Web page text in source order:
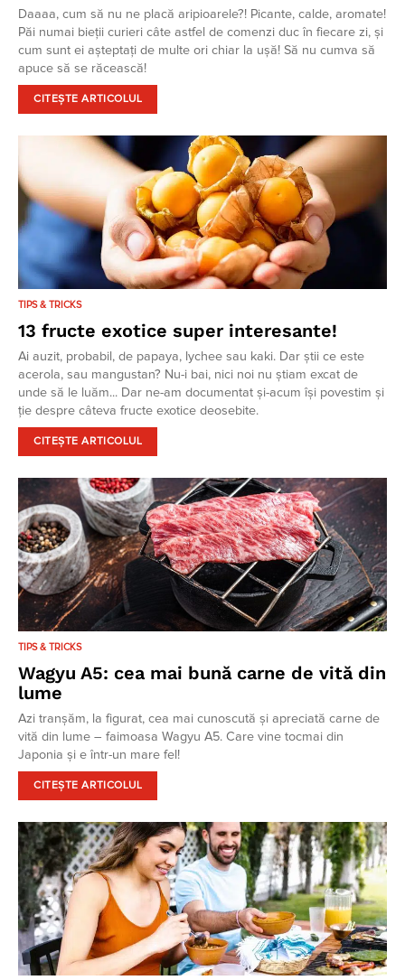
Daaaa, cum să nu ne placă aripioarele?! Picante, calde, aromate!
Păi numai bieții curieri câte astfel de comenzi duc în fiecare zi, și
cum sunt ei așteptați de multe ori chiar la ușă! Să nu cumva să
apuce să se răcească!
CITEȘTE ARTICOLUL
TIPS & TRICKS
13 fructe exotice super interesante!
Ai auzit, probabil, de papaya, lychee sau kaki. Dar știi ce este
acerola, sau mangustan? Nu-i bai, nici noi nu știam excat de
unde să le luăm... Dar ne-am documentat și-acum își povestim și
ție despre câteva fructe exotice deosebite.
CITEȘTE ARTICOLUL
TIPS & TRICKS
Wagyu A5: cea mai bună carne de vită din
lume
Azi tranșăm, la figurat, cea mai cunoscută și apreciată carne de
vită din lume – faimoasa Wagyu A5. Care vine tocmai din
Japonia și e într-un mare fel!
CITEȘTE ARTICOLUL